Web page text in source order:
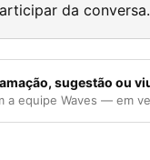
da conversa.
sugestão ou
a equipe Waves — em